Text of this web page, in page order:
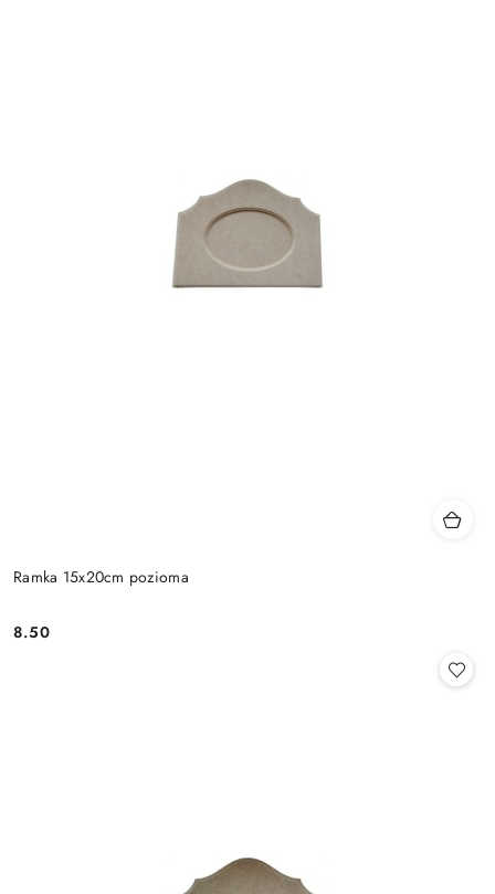
Ramka 15x20cm pozioma
Cena:
8.50